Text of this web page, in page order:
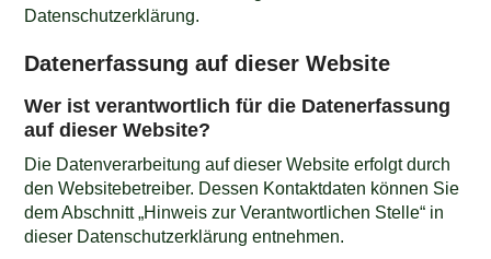
Datenschutzerklärung.
Datenerfassung auf dieser Website
Wer ist verantwortlich für die Datenerfassung
auf dieser Website?
Die Datenverarbeitung auf dieser Website erfolgt durch
den Websitebetreiber. Dessen Kontaktdaten können Sie
dem Abschnitt „Hinweis zur Verantwortlichen Stelle“ in
dieser Datenschutzerklärung entnehmen.